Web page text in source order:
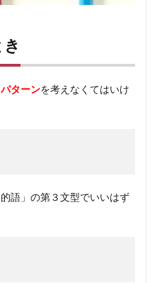
ターンを考えなくてはいけ
語」の第３文型でいいはず